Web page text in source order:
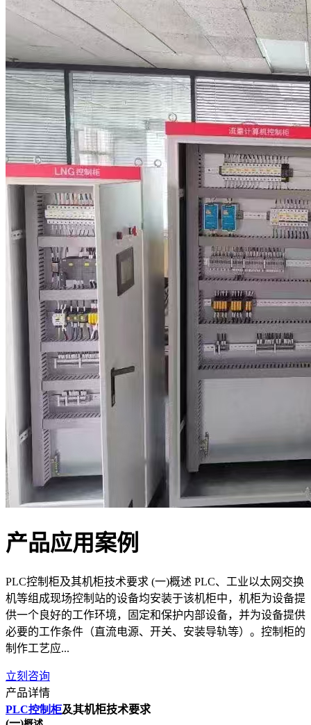
产品应用案例
PLC控制柜及其机柜技术要求 (一)概述 PLC、工业以太网交换
机等组成现场控制站的设备均安装于该机柜中，机柜为设备提
供一个良好的工作环境，固定和保护内部设备，并为设备提供
必要的工作条件（直流电源、开关、安装导轨等）。控制柜的
制作工艺应...
立刻咨询
产品详情
PLC控制柜及其机柜技术要求